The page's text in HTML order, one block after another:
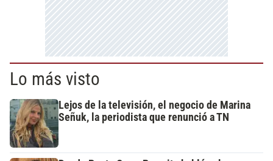
Lo más visto
Lejos de la televisión, el negocio de Marina
Señuk, la periodista que renunció a TN